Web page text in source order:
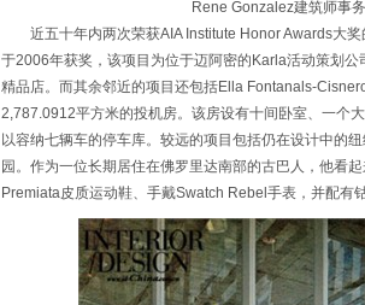
Rene Gonzalez建筑师事
近五十年内两次荣获AIA Institute Honor Awards大奖
于2006年获奖，该项目为位于迈阿密的Karla活动策划
精品店。而其余邻近的项目还包括Ella Fontanals-
2,787.0912平方米的投机房。该房设有十间卧室、一个
以容纳七辆车的停车库。较远的项目包括仍在设计中的
园。作为一位长期居住在佛罗里达南部的古巴人，他
Premiata皮质运动鞋、手戴Swatch Rebel手表，并配有